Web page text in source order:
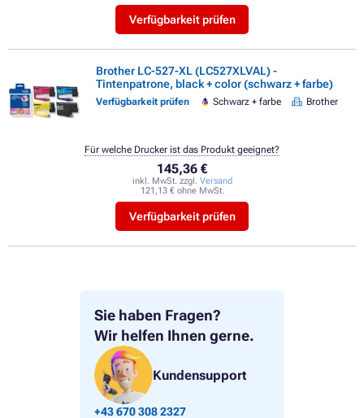
Sie haben Fragen?
Wir helfen Ihnen gerne.
Kundensupport
+43 670 308 2327
Verfügbarkeit prüfen
Brother LC-527-XL (LC527XLVAL) -
Tintenpatrone, black + color (schwarz + farbe)
Verfügbarkeit prüfen Schwarz + farbe Brother
145,36 €
inkl. MwSt. zzgl. Versand
121,13 € ohne MwSt.
Verfügbarkeit prüfen
Für welche Drucker ist das Produkt geeignet?